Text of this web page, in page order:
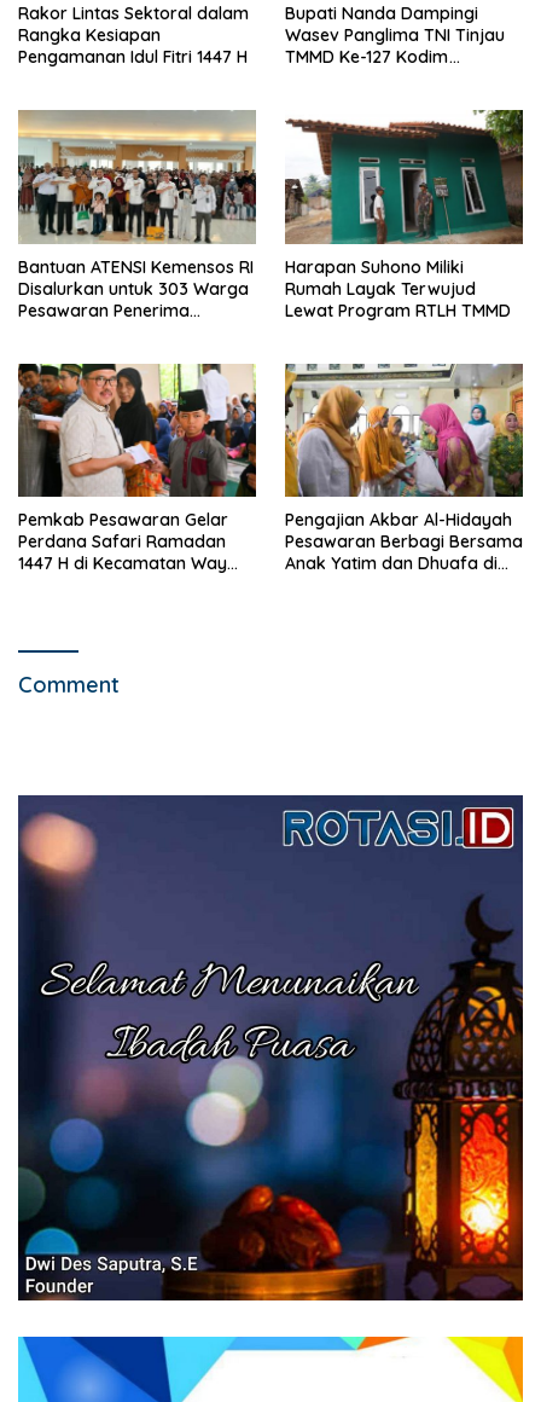
Rakor Lintas Sektoral dalam
Rangka Kesiapan
Pengamanan Idul Fitri 1447 H
Bupati Nanda Dampingi
Wasev Panglima TNI Tinjau
TMMD Ke-127 Kodim
Bantuan ATENSI Kemensos RI
Disalurkan untuk 303 Warga
Pesawaran Penerima
Harapan Suhono Miliki
Rumah Layak Terwujud
Lewat Program RTLH TMMD
Pemkab Pesawaran Gelar
Perdana Safari Ramadan
1447 H di Kecamatan Way
Pengajian Akbar Al-Hidayah
Pesawaran Berbagi Bersama
Anak Yatim dan Dhuafa di
Comment